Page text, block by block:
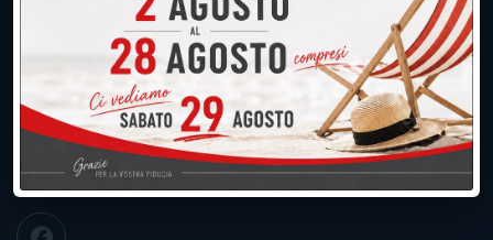
UNICA SEDE: CALCO (Lecco)
039.677.2778
039.677.2778
info@peregoarredamenti.it
ORARI: 09.00/12.00 - 15.00/19.15
Chiuso domenica e lunedì mattina